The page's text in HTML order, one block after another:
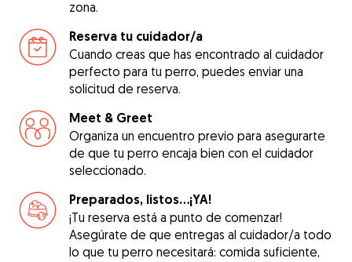
zona.
Reserva tu cuidador/a
Cuando creas que has encontrado al cuidador
perfecto para tu perro, puedes enviar una
solicitud de reserva.
Meet & Greet
Organiza un encuentro previo para asegurarte
de que tu perro encaja bien con el cuidador
seleccionado.
Preparados, listos...¡YA!
¡Tu reserva está a punto de comenzar!
Asegúrate de que entregas al cuidador/a todo
lo que tu perro necesitará: comida suficiente,